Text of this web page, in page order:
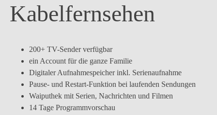
Kabelfernsehen
200+ TV-Sender verfügbar
ein Account für die ganze Familie
Digitaler Aufnahmespeicher inkl. Serienaufnahme
Pause- und Restart-Funktion bei laufenden Sendungen
Waiputhek mit Serien, Nachrichten und Filmen
14 Tage Programmvorschau